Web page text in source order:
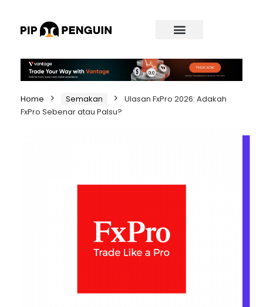
Home Semakan
Ulasan FxPro 2026: Adakah
FxPro Sebenar atau Palsu?